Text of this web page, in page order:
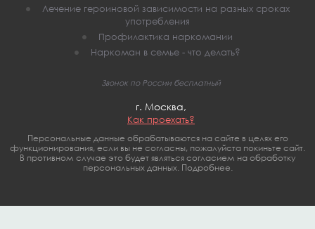
Лечение героиновой зависимости на разных сроках
употребления
Профилактика наркомании
Наркоман в семье - что делать?
Звонок по России бесплатный
г. Москва,
Как проехать?
Персональные данные обрабатываются на сайте в целях его
функционирования, если вы не согласны, пожалуйста покиньте сайт.
В противном случае это будет являться согласием на обработку
персональных данных. Подробнее.